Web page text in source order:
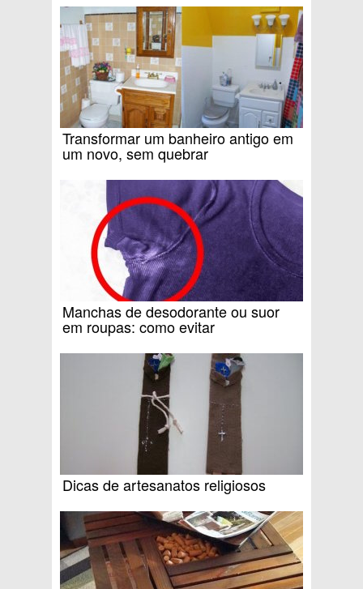
Transformar um banheiro antigo em
um novo, sem quebrar
Manchas de desodorante ou suor
em roupas: como evitar
Dicas de artesanatos religiosos